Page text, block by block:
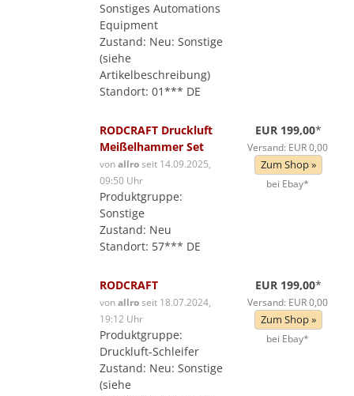
Sonstiges Automations
Equipment
Zustand: Neu: Sonstige
(siehe
Artikelbeschreibung)
Standort: 01*** DE
RODCRAFT Druckluft
Meißelhammer Set
vonallroseit 14.09.2025,
09:50 Uhr
Produktgruppe:
Sonstige
Zustand: Neu
Standort: 57*** DE
EUR 199,00*
Versand: EUR 0,00
Zum Shop »
bei Ebay*
RODCRAFT
vonallroseit 18.07.2024,
19:12 Uhr
Produktgruppe:
Druckluft-Schleifer
Zustand: Neu: Sonstige
(siehe
EUR 199,00*
Versand: EUR 0,00
Zum Shop »
bei Ebay*